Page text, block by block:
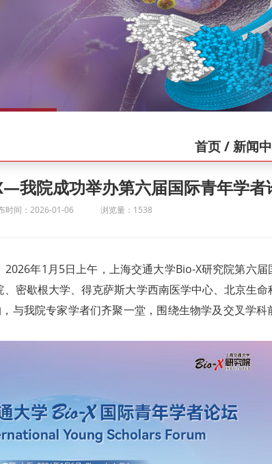
首页/ 新闻
我院成功举办第六届国际青年学者
时间：2026-01-06 浏览量：1538
年1月5日上午，上海交通大学Bio-X研究院第六
密歇根大学、得克萨斯大学西南医学中心、北京生
与我院专家学者们齐聚一堂，围绕生物学及交叉学科